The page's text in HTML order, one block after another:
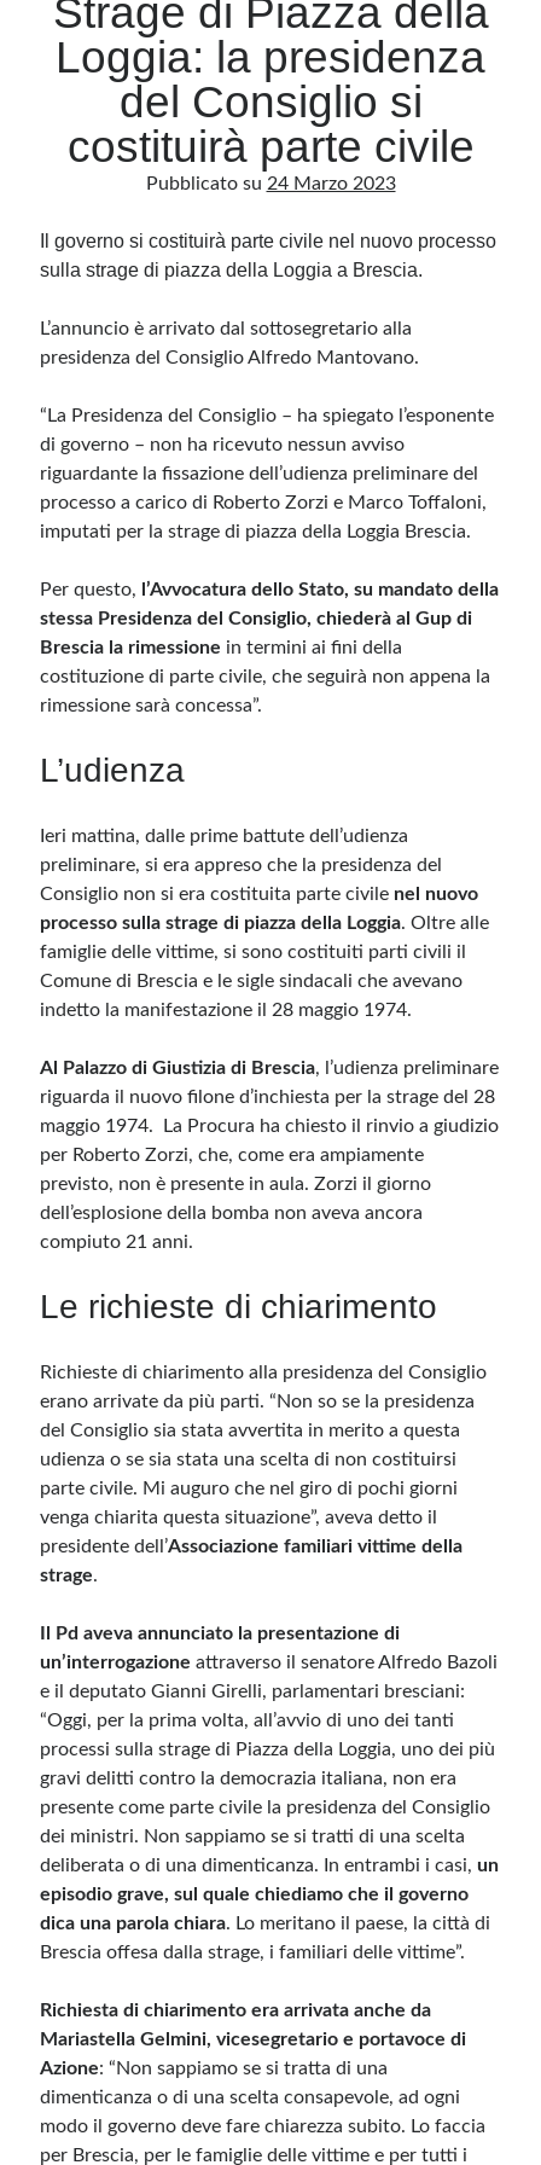
Archivio
senza alcuna periodicità. Non può pertanto considerarsi un prodotto editoriale ai
ritenuti offensivi o lesivi dell’immagine o dell’onorabilità di terzi, di genere spam,
razzisti o che contengano dati personali non conformi al rispetto delle norme sulla
privacy. Alcune immagini inserite in questo blog sono tratte da Internet e, pertanto,
considerate di pubblico dominio. Qualora la loro pubblicazione violasse eventuali
diritti d’autore, vi invito a comunicarlo via e-mail a info[at]dinovalle.it e saranno
tramite link né del loro contenuto, che può essere soggetto a variazioni nel tempo.
Meta
Accedi
Feed dei contenuti
Feed dei commenti
Strage di Piazza della
Loggia: la presidenza
del Consiglio si
costituirà parte civile
Pubblicato su 24 Marzo 2023
Il governo si costituirà parte civile nel nuovo processo
sulla strage di piazza della Loggia a Brescia.
L’annuncio è arrivato dal sottosegretario alla
presidenza del Consiglio Alfredo Mantovano.
“La Presidenza del Consiglio – ha spiegato l’esponente
di governo – non ha ricevuto nessun avviso
riguardante la fissazione dell’udienza preliminare del
processo a carico di Roberto Zorzi e Marco Toffaloni,
imputati per la strage di piazza della Loggia Brescia.
Per questo,
l’Avvocatura dello Stato, su mandato della
stessa Presidenza del Consiglio, chiederà al Gup di
Brescia la rimessione in termini ai fini della
costituzione di parte civile, che seguirà non appena la
rimessione sarà concessa”.
L’udienza
Ieri mattina, dalle prime battute dell’udienza
preliminare, si era appreso che la presidenza del
Consiglio non si era costituita parte civile nel nuovo
processo sulla strage di piazza della Loggia. Oltre alle
famiglie delle vittime, si sono costituiti parti civili il
Comune di Brescia e le sigle sindacali che avevano
indetto la manifestazione il 28 maggio 1974.
Al Palazzo di Giustizia di Brescia, l’udienza preliminare
riguarda il nuovo filone d’inchiesta per la strage del 28
maggio 1974. La Procura ha chiesto il rinvio a giudizio
per Roberto Zorzi, che, come era ampiamente
previsto, non è presente in aula. Zorzi il giorno
dell’esplosione della bomba non aveva ancora
compiuto 21 anni.
Le richieste di chiarimento
Richieste di chiarimento alla presidenza del Consiglio
erano arrivate da più parti. “Non so se la presidenza
del Consiglio sia stata avvertita in merito a questa
udienza o se sia stata una scelta di non costituirsi
parte civile. Mi auguro che nel giro di pochi giorni
venga chiarita questa situazione”, aveva detto il
presidente dell’Associazione familiari vittime della
strage.
Il Pd aveva annunciato la presentazione di
un’interrogazioneattraverso il senatore Alfredo Bazoli
e il deputato Gianni Girelli, parlamentari bresciani:
“Oggi, per la prima volta, all’avvio di uno dei tanti
processi sulla strage di Piazza della Loggia, uno dei più
gravi delitti contro la democrazia italiana, non era
presente come parte civile la presidenza del Consiglio
dei ministri. Non sappiamo se si tratti di una scelta
deliberata o di una dimenticanza. In entrambi i casi,un
episodio grave, sul quale chiediamo che il governo
dica una parola chiara. Lo meritano il paese, la città di
Brescia offesa dalla strage, i familiari delle vittime”.
Richiesta di chiarimento era arrivata anche da
Mariastella Gelmini, vicesegretario e portavoce di
Azione: “Non sappiamo se si tratta di una
dimenticanza o di una scelta consapevole, ad ogni
modo il governo deve fare chiarezza subito. Lo faccia
per Brescia, per le famiglie delle vittime e per tutti i